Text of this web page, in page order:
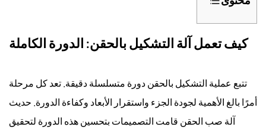
1
كيف
التشكيل
بالحقن:
الدورة
كيف تعمل آلة التشكيل بالحقن: الدورة الكاملة
تتبع عملية التشكيل بالحقن دورة متسلسلة دقيقة. تعد كل مرحلة
أمرًا بالغ الأهمية لجودة الجزء واستقرار الأبعاد وكفاءة الدورة. حديث
آلة صب الحقن قامت التصميمات بتحسين هذه الدورة لتحقيق